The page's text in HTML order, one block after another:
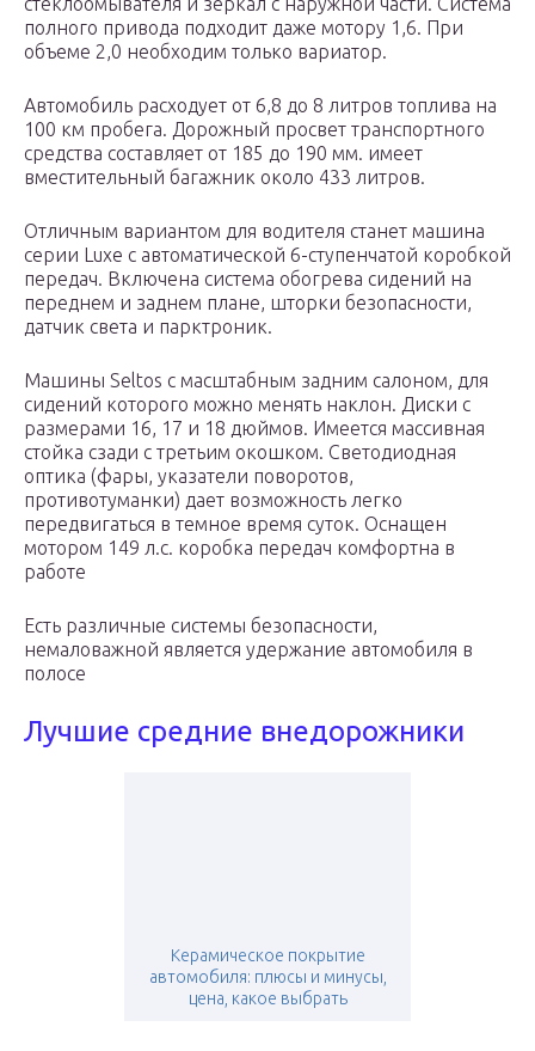
полного привода подходит даже мотору 1,6. При
объеме 2,0 необходим только вариатор.
Автомобиль расходует от 6,8 до 8 литров топлива на
100 км пробега. Дорожный просвет транспортного
средства составляет от 185 до 190 мм. имеет
вместительный багажник около 433 литров.
Отличным вариантом для водителя станет машина
серии Luxe с автоматической 6-ступенчатой коробкой
передач. Включена система обогрева сидений на
переднем и заднем плане, шторки безопасности,
датчик света и парктроник.
Машины Seltos с масштабным задним салоном, для
сидений которого можно менять наклон. Диски с
размерами 16, 17 и 18 дюймов. Имеется массивная
стойка сзади с третьим окошком. Светодиодная
оптика (фары, указатели поворотов,
противотуманки) дает возможность легко
передвигаться в темное время суток. Оснащен
мотором 149 л.с. коробка передач комфортна в
работе
Есть различные системы безопасности,
немаловажной является удержание автомобиля в
полосе
Лучшие средние внедорожники
Керамическое покрытие
автомобиля: плюсы и минусы,
цена, какое выбрать